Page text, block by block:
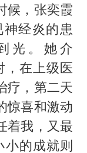
候，张奕霞
经炎的患
光。她介
，在上级医
疗，第二天
惊喜和激动
着我，又最
小的成就则